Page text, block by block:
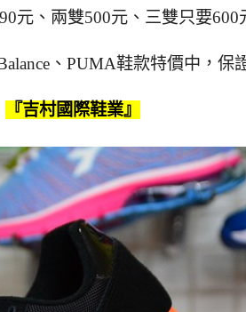
元、兩雙500元、三雙只要600
、PUMA鞋款特價中，保
『吉村國際鞋業』